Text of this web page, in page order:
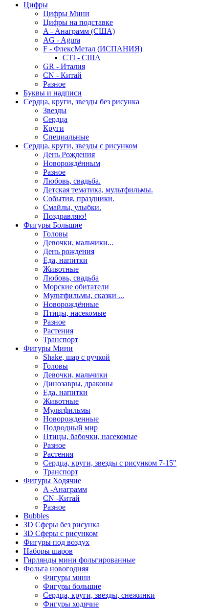
Цифры
Цифры Мини
Цифры на подставке
A - Анаграмм (США)
AG - Agura
F - ФлексМетал (ИСПАНИЯ)
CTI - США
GR - Италия
CN - Китай
Разное
Буквы и надписи
Сердца, круги, звезды без рисунка
Звезды
Сердца
Круги
Специальные
Сердца, круги, звезды с рисунком
День Рождения
Новорождённым
Разное
Любовь, свадьба.
Детская тематика, мультфильмы.
События, праздники.
Смайлы, улыбки.
Поздравляю!
Фигуры Большие
Головы
Девочки, мальчики...
День рождения
Еда, напитки
Животные
Любовь, свадьба
Морские обитатели
Мультфильмы, сказки ...
Новорождённые
Птицы, насекомые
Разное
Растения
Транспорт
Фигуры Мини
Shake, шар с ручкой
Головы
Девочки, мальчики
Динозавры, драконы
Еда, напитки
Животные
Мультфильмы
Новорожденные
Подводный мир
Птицы, бабочки, насекомые
Разное
Растения
Сердца, круги, звезды с рисунком 7-15"
Транспорт
Фигуры Ходячие
A -Анаграмм
CN -Китай
Разное
Bubbles
3D Сферы без рисунка
3D Сферы с рисунком
Фигуры под воздух
Наборы шаров
Гирлянды мини фольгированные
Фольга новогодняя
Фигуры мини
Фигуры большие
Сердца, круги, звезды, снежинки
Фигуры ходячие